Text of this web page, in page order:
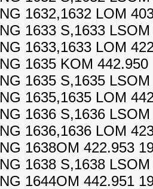
NG 1632,1632 LOM
NG 1633 S,1633
NG 1633,1633 LOM
NG 1635 KOM
NG 1635 S,1635
NG 1635,1635 LOM
NG 1636 S,1636
NG 1636,1636 LOM
NG 1638OM 422.953
NG 1638 S,1638
NG 1644OM 442.951